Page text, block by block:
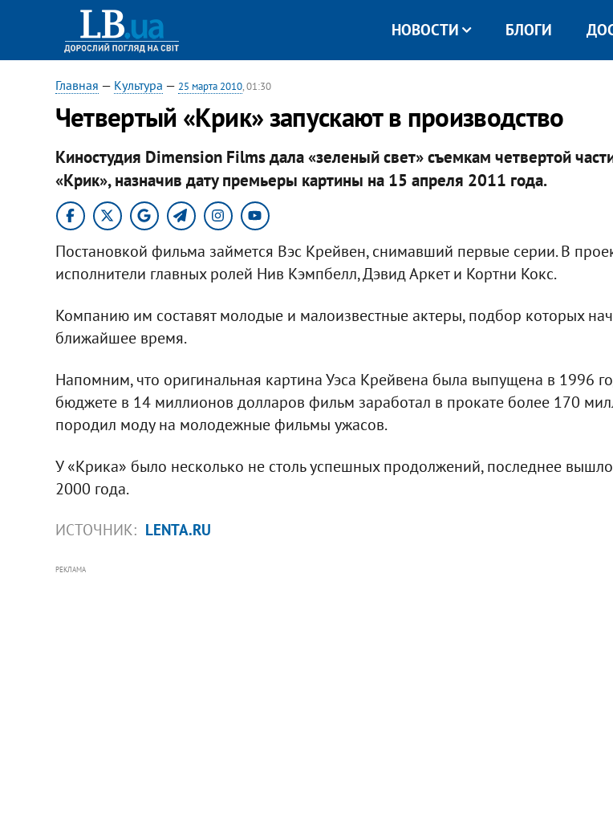
НОВОСТИ БЛОГИ
Главная — Культура — 25 марта 2010, 01:30
Четвертый «Крик» запускают в производство
Киностудия Dimension Films дала «зеленый свет» съемкам четвертой
«Крик», назначив дату премьеры картины на 15 апреля 2011 года.
Постановкой фильма займется Вэс Крейвен, снимавший первые серии. В
исполнители главных ролей Нив Кэмпбелл, Дэвид Аркет и Кортни Кокс.
Компанию им составят молодые и малоизвестные актеры, подбор которых
ближайшее время.
Напомним, что оригинальная картина Уэса Крейвена была выпущена в 1996
бюджете в 14 миллионов долларов фильм заработал в прокате более 170
породил моду на молодежные фильмы ужасов.
У «Крика» было несколько не столь успешных продолжений, последнее
2000 года.
ИСТОЧНИК: LENTA.RU
РЕКЛАМА